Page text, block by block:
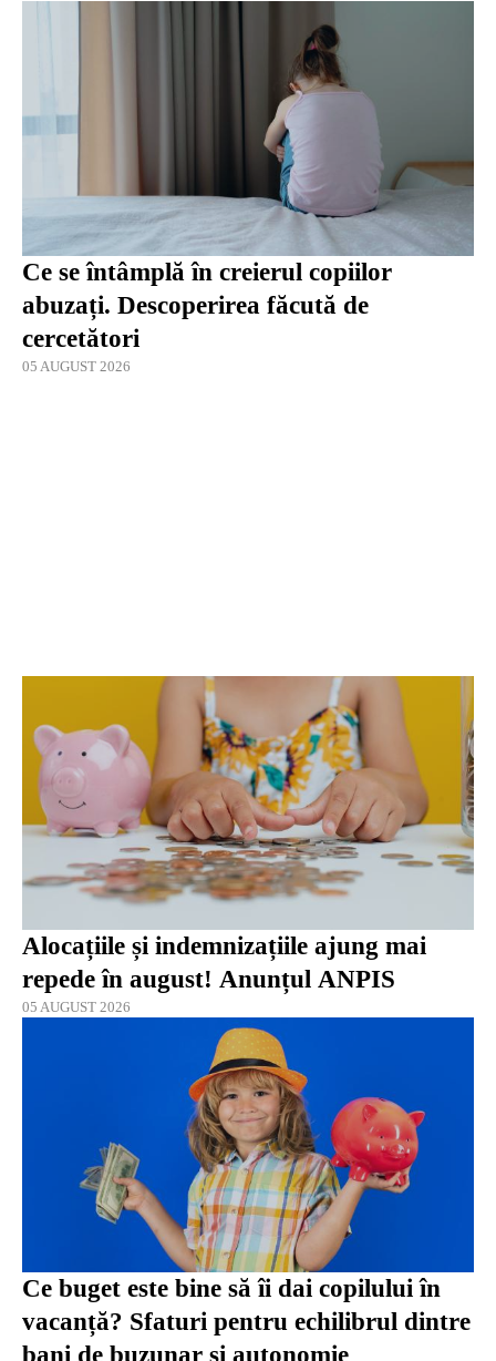
Ce se întâmplă în creierul copiilor
abuzați. Descoperirea făcută de
cercetători
05 AUGUST 2026
Alocațiile și indemnizațiile ajung mai
repede în august! Anunțul ANPIS
05 AUGUST 2026
Ce buget este bine să îi dai copilului în
vacanță? Sfaturi pentru echilibrul dintre
bani de buzunar și autonomie